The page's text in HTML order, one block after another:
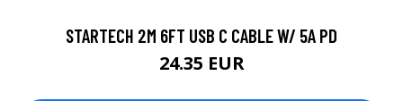
STARTECH 2M 6FT USB C CABLE W/ 5A PD
24.35 EUR